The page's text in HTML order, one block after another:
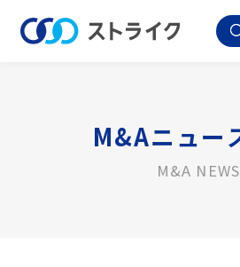
M&Aニュー
M&A NEWS